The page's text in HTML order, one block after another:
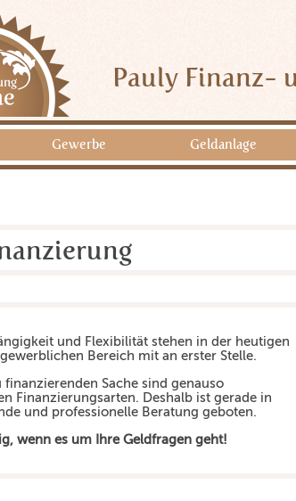
Pauly Finanz-
Gewerbe Geldanlage
und Flexibilität stehen in der heutigen
Bereich mit an erster Stelle.
finanzierenden Sache sind genauso
Finanzierungsarten. Deshalb ist gerade in
und professionelle Beratung geboten.
wenn es um Ihre Geldfragen geht!